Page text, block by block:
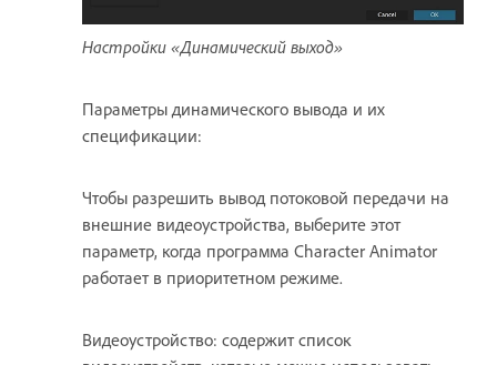
Настройки «Динамический выход»
Параметры динамического вывода и их
спецификации:
Чтобы разрешить вывод потоковой передачи на
внешние видеоустройства, выберите этот
параметр, когда программа Character Animator
работает в приоритетном режиме.
Видеоустройство: содержит список